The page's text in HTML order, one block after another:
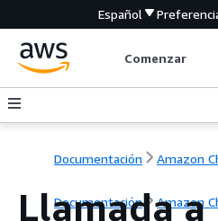
Español
Comenzar
Documentación Amazon
Documentación Amazon
Llamada a